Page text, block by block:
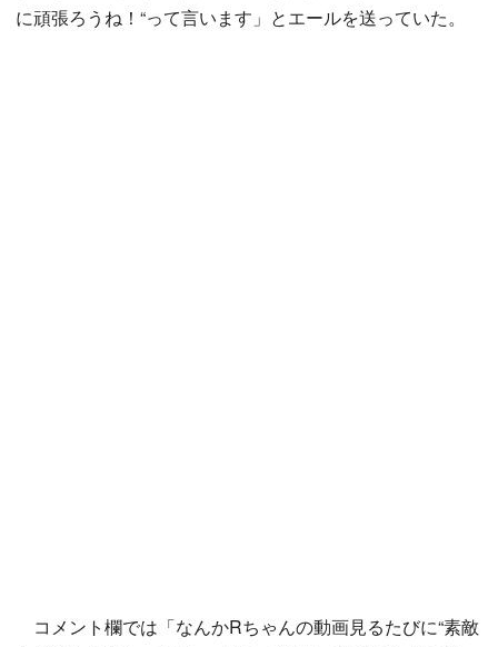
に頑張ろうね！“って言います」とエールを送っていた。
コメント欄では「なんかRちゃんの動画見るたびに“素敵